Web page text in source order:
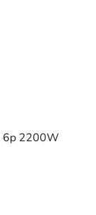
6p 2200W